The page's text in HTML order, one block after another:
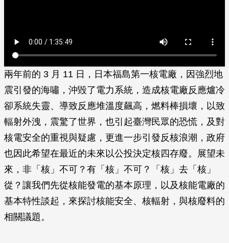
兩年前的 3 月 11 日，日本福島第一核電廠，因強烈地
震引發的海嘯，沖毀了電力系統，造成核電廠反應爐冷
卻系統失靈、導致反應堆溫度飆高，燃料棒損壞，以致
輻射外洩，震驚了世界，也引起臺灣民眾的恐慌，及對
核電安全的重視與疑慮，更進一步引發反核浪潮，政府
也因此希望在最近的未來以公投決定核四存廢。展望未
來，非「核」不可？有「核」不可？「核」去「核」
從？讓我們先從核能發電的基本原理，以及核能電廠的
基本特性談起，來探討核能安全、核輻射，與核廢料的
相關議題。